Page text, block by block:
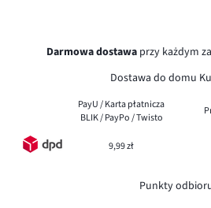
Darmowa dostawa przy każdym
Dostawa do domu
PayU / Karta płatnicza
BLIK / PayPo / Twisto
9,99 zł
Punkty